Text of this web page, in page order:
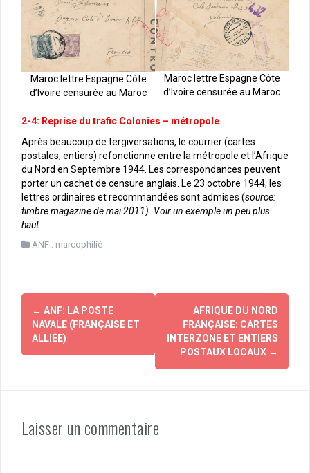
Maroc lettre Espagne Côte
d’Ivoire censurée au Maroc
Maroc lettre Espagne Côte
d’Ivoire censurée au Maroc
2-4: Reprise du trafic Colonies – métropole
Après beaucoup de tergiversations, le courrier (cartes
postales, entiers) refonctionne entre la métropole et l’Afrique
du Nord en Septembre 1944. Les correspondances peuvent
porter un cachet de censure anglais. Le 23 octobre 1944, les
lettres ordinaires et recommandées sont admises (source:
timbre magazine de mai 2011). Voir un exemple un peu plus
haut
ANF : marcophilié
Navigation
d'article
← ANF: LA POSTE
NAVALE (FRANÇAISE ET
ALLIÉE)
AFRIQUE DU NORD
FRANÇAISE: CARTES
INTERZONE ET ENTIERS
POSTAUX LOCAUX →
Laisser un commentaire